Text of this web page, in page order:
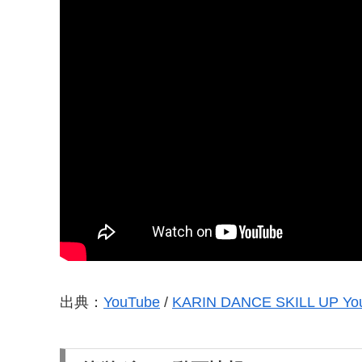
出典： YouTube / KARIN DANCE SKILL UP